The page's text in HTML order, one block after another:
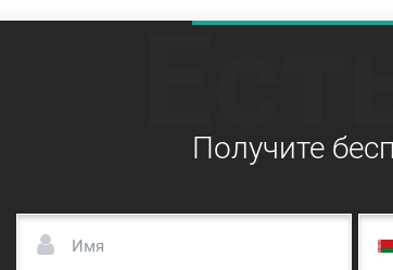
Получите